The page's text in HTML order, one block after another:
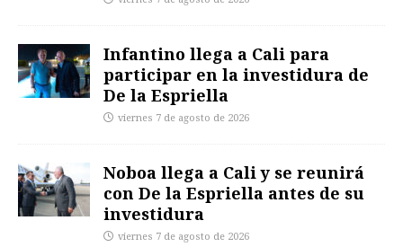
Infantino llega a Cali para
participar en la investidura de
De la Espriella
viernes 7 de agosto de 2026
Noboa llega a Cali y se reunirá
con De la Espriella antes de su
investidura
viernes 7 de agosto de 2026